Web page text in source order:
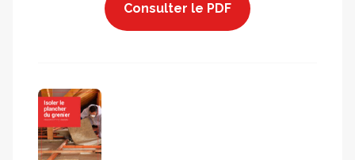
Consulter le PDF